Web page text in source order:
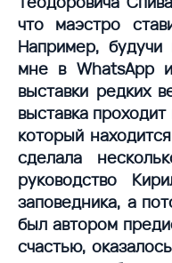
что маэстро
Например, будучи
мне в WhatsApp
выставки редких
выставка
который
сделала
руководство
заповедника, а
был автором
счастью,